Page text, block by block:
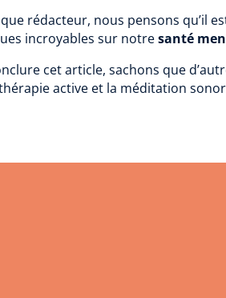
rédacteur, nous pensons qu’il
incroyables sur notresanté
cet article, sachons que
active et la méditation